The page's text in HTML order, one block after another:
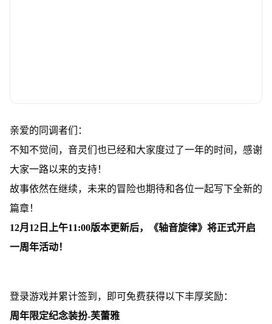
亲爱的同调者们：
不知不觉间，音灵们也已经和大家度过了一年的时间，感谢
大家一路以来的支持！
故事依然在继续，未来的冒险也期待和各位一起写下全新的
篇章！
12月12日上午11:00版本更新后，《轴音旋律》将正式开启
一周年活动！
登录游戏并累计签到，即可免费获得以下丰厚奖励：
周年限定纪念装扮-芙蕾雅